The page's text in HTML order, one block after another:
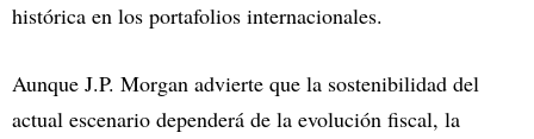
histórica en los portafolios internacionales.
Aunque J.P. Morgan advierte que la sostenibilidad del
actual escenario dependerá de la evolución fiscal, la